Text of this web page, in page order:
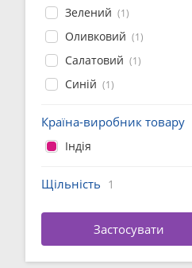
Зелений (1)
Оливковий (1)
Салатовий (1)
Синій (1)
Країна-виробник товару
Індія
Щільність 1